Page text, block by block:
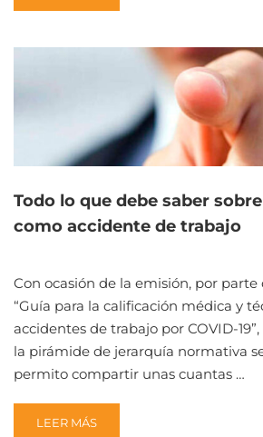
MORE
TRABAJO
ELECTORAL?
Todo lo que debe saber sobre
como accidente de trabajo
Con ocasión de la emisión, por parte
“Guía para la calificación médica y
accidentes de trabajo por COVID-
la pirámide de jerarquía normativa
permito compartir unas cuantas …
READ
LEER MÁS